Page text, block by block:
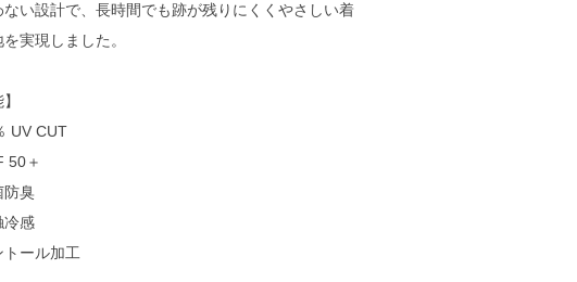
ない設計で、長時間でも跡が残りにくくやさしい着
実現しました。
UV CUT
50＋
防臭
冷感
トール加工